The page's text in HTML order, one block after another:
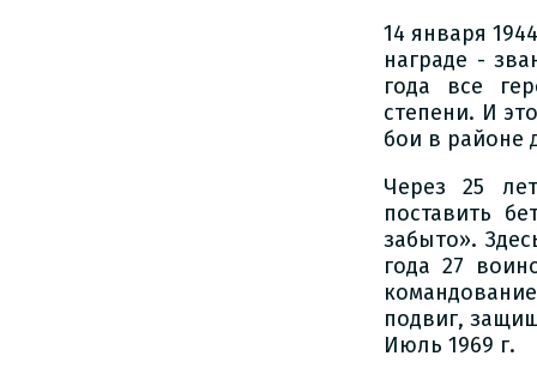
14 января
награде -
года все
степени. И
бои в районе
Через 25
поставить
забыто».
года 27
подвиг,
Июль 1969 г.